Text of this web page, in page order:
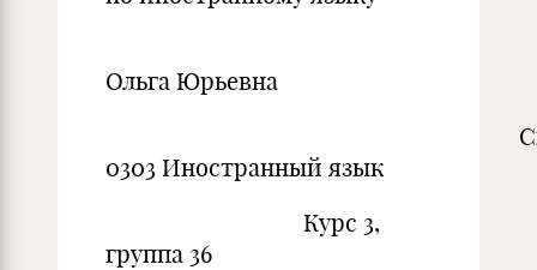
Ольга Юрьевна
0303 Иностранный язык
Курс 3,
группа 36